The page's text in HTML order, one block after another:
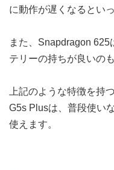
に動作が遅くなるとい
また、Snapdragon
テリーの持ちが良いの
上記のような特徴を持
G5s Plusは、普段使い
使えます。